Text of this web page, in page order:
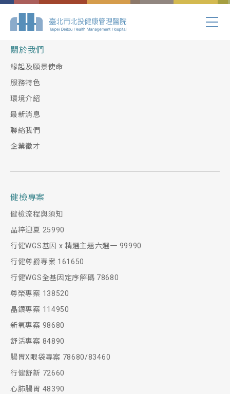
Index.php
關於我們
緣起及願景使命
服務特色
環境介紹
最新消息
聯絡我們
企業徵才
健檢專案
健檢流程與須知
晶粹迎夏 25990
行健WGS基因 x 精選主題六選一 99990
行健尊爵專案 161650
行健WGS全基因定序解碼 78680
尊榮專案 138520
晶鑽專案 114950
新氧專案 98680
舒活專案 84890
腸胃X眼袋專案 78680/83460
行健舒新 72660
心肺腸胃 48390